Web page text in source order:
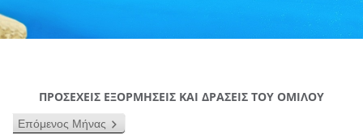
ΠΡΟΣΕΧΕΙΣ ΕΞΟΡΜΗΣΕΙΣ ΚΑΙ ΔΡΑΣΕΙΣ ΤΟΥ ΟΜΙΛΟΥ
Επόμενος Μήνας